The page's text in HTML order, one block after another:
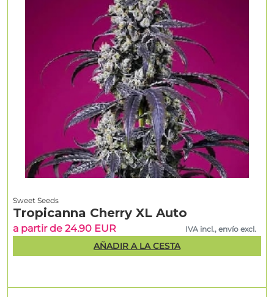
Sweet Seeds
Tropicanna Cherry XL Auto
a partir de 24.90 EUR IVA incl., envío excl.
AÑADIR A LA CESTA